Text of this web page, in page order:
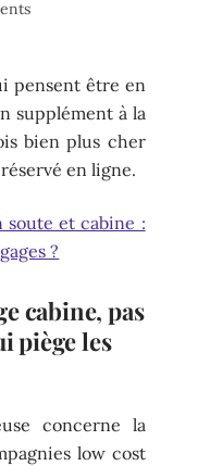
pensent être en
supplément à la
bien plus cher
en ligne.
soute et cabine :
?
cabine, pas
piège les
concerne la
low cost